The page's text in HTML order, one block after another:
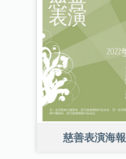
慈善表演海報